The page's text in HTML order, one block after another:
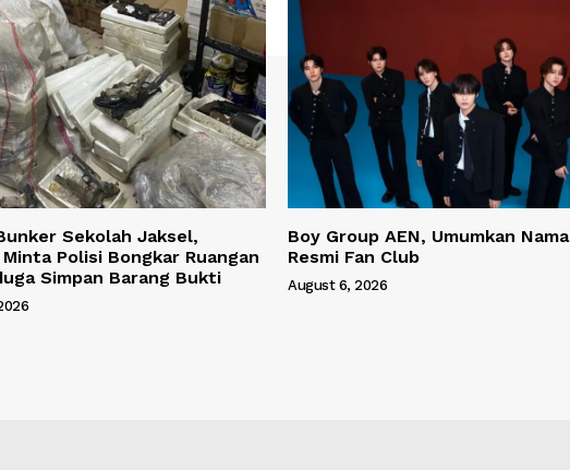
Sekolah Jaksel,
Minta Polisi Bongkar Ruangan
Simpan Barang Bukti
Boy Group AEN, Umumkan Nama
Resmi Fan Club
August 6, 2026